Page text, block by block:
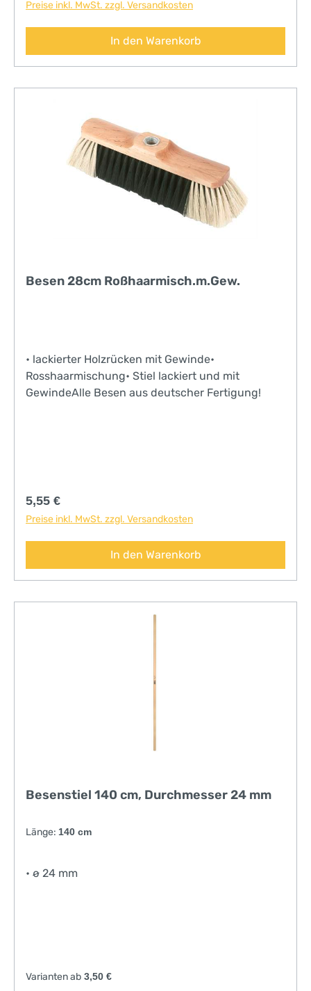
Preise inkl. MwSt. zzgl. Versandkosten
In den Warenkorb
Besen 28cm Roßhaarmisch.m.Gew.
• lackierter Holzrücken mit Gewinde•
Rosshaarmischung• Stiel lackiert und mit
GewindeAlle Besen aus deutscher Fertigung!
Regulärer Preis:
5,55 €
Preise inkl. MwSt. zzgl. Versandkosten
In den Warenkorb
Besenstiel 140 cm, Durchmesser 24 mm
Länge: 140 cm
• ø 24 mm
Varianten ab 3,50 €